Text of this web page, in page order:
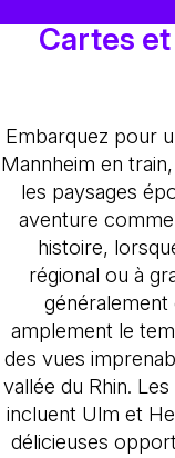
Cartes
Embarquez pour
Mannheim en
les paysages
aventure
histoire,
régional ou à
généralement
amplement le
des vues
vallée du Rhin.
incluent Ulm et
délicieuses